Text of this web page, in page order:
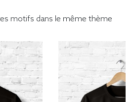
motifs dans le même thème